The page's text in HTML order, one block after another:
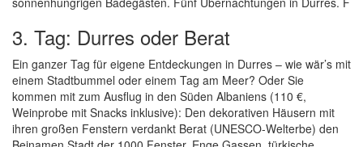
3. Tag: Durres oder Berat
Ein ganzer Tag für eigene Entdeckungen in Durres – wie wär’s mit
einem Stadtbummel oder einem Tag am Meer? Oder Sie
kommen mit zum Ausflug in den Süden Albaniens (110 €,
Weinprobe mit Snacks inklusive): Den dekorativen Häusern mit
ihren großen Fenstern verdankt Berat (UNESCO-Welterbe) den